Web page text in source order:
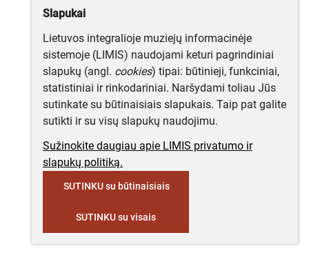
Slapukai
Lietuvos integralioje muziejų informacinėje
sistemoje (LIMIS) naudojami keturi pagrindiniai
slapukų (angl. cookies) tipai: būtinieji, funkciniai,
statistiniai ir rinkodariniai. Naršydami toliau Jūs
sutinkate su būtinaisiais slapukais. Taip pat galite
sutikti ir su visų slapukų naudojimu.
Sužinokite daugiau apie LIMIS privatumo ir
slapukų politiką.
SUTINKU su būtinaisiais
SUTINKU su visais